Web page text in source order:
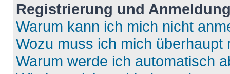
Registrierung und
Warum kann ich mich nicht
Wozu muss ich mich überhaupt
Warum werde ich automatisch